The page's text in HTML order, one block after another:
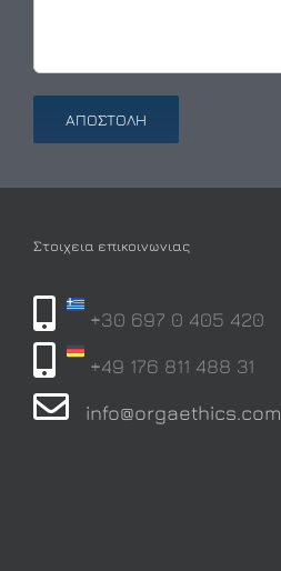
Στοιχεια επικοινωνιας
+30 697 0 405 420
+49 176 811 488 31
info@orgaethics.com